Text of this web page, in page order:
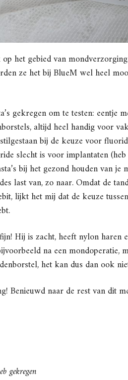
het gebied van
ze het bij BlueM wel heel
gekregen om te testen: eentje
altijd heel handig voor
bij de keuze voor
slecht is voor implantaten
bij het gezond houden van
last van, zo naar. Omdat de
lijkt het mij dat de keuze
Hij is zacht, heeft nylon haren
na een
het kan dus dan ook
Benieuwd naar de rest van dit
gekregen